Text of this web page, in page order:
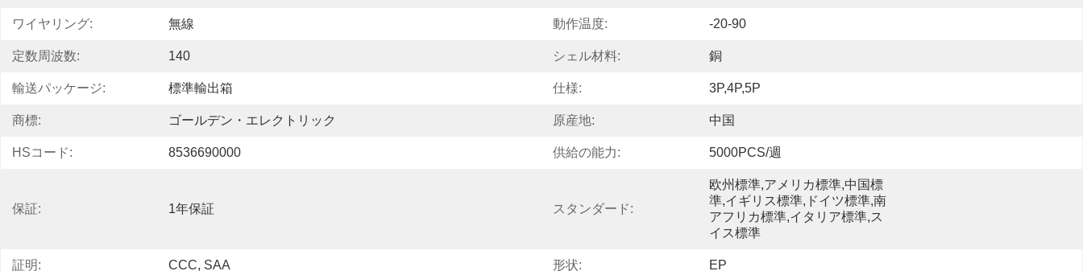
ワイヤリング: 無線 動作温度: -20-90
定数周波数: 140 シェル材料: 銅
輸送パッケージ: 標準輸出箱 仕様: 3P,4P,5P
商標: ゴールデン・エレクトリック 原産地: 中国
HSコード: 8536690000 供給の能力: 5000PCS/週
保証: 1年保証 スタンダード:
欧州標準,アメリカ標準,中国標
準,イギリス標準,ドイツ標準,南
アフリカ標準,イタリア標準,ス
イス標準
証明: CCC, SAA 形状: EP